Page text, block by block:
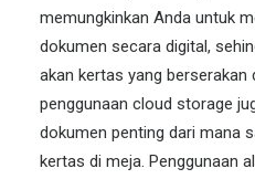
memungkinkan Anda untuk
dokumen secara digital,
akan kertas yang berserakan
penggunaan cloud storage
dokumen penting dari mana
kertas di meja. Penggunaan